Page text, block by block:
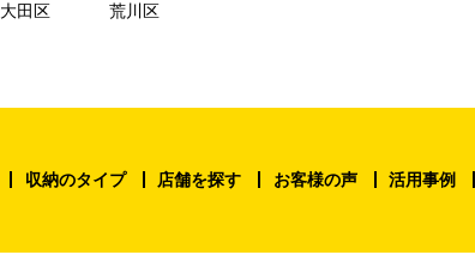
大田区
荒川区
収納のタイプ 店舗を探す お客様の声 活用事例